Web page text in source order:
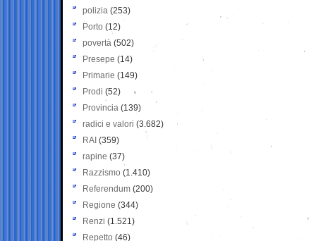
polizia (253)
Porto (12)
povertà (502)
Presepe (14)
Primarie (149)
Prodi (52)
Provincia (139)
radici e valori (3.682)
RAI (359)
rapine (37)
Razzismo (1.410)
Referendum (200)
Regione (344)
Renzi (1.521)
Repetto (46)